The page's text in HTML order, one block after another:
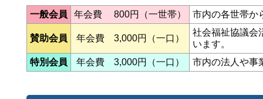
一般会員 年会費 800円（一世帯） 市内の各世帯か
賛助会員 年会費 3,000円（一口）
社会福祉協議会
います。
特別会員
年会費 3,000円（一口） 市内の法人や事